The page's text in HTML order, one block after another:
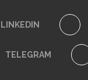
LINKEDIN
TELEGRAM